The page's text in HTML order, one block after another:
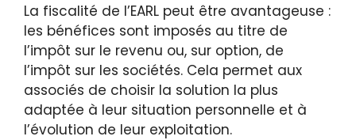
La fiscalité de l’EARL peut être avantageuse :
les bénéfices sont imposés au titre de
l’impôt sur le revenu ou, sur option, de
l’impôt sur les sociétés. Cela permet aux
associés de choisir la solution la plus
adaptée à leur situation personnelle et à
l’évolution de leur exploitation.